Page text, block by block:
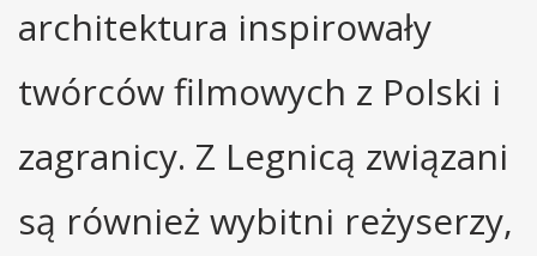
architektura inspirowały
twórców filmowych z Polski i
zagranicy. Z Legnicą związani
są również wybitni reżyserzy,